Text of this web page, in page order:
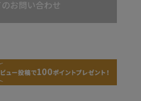
お問い合わせ